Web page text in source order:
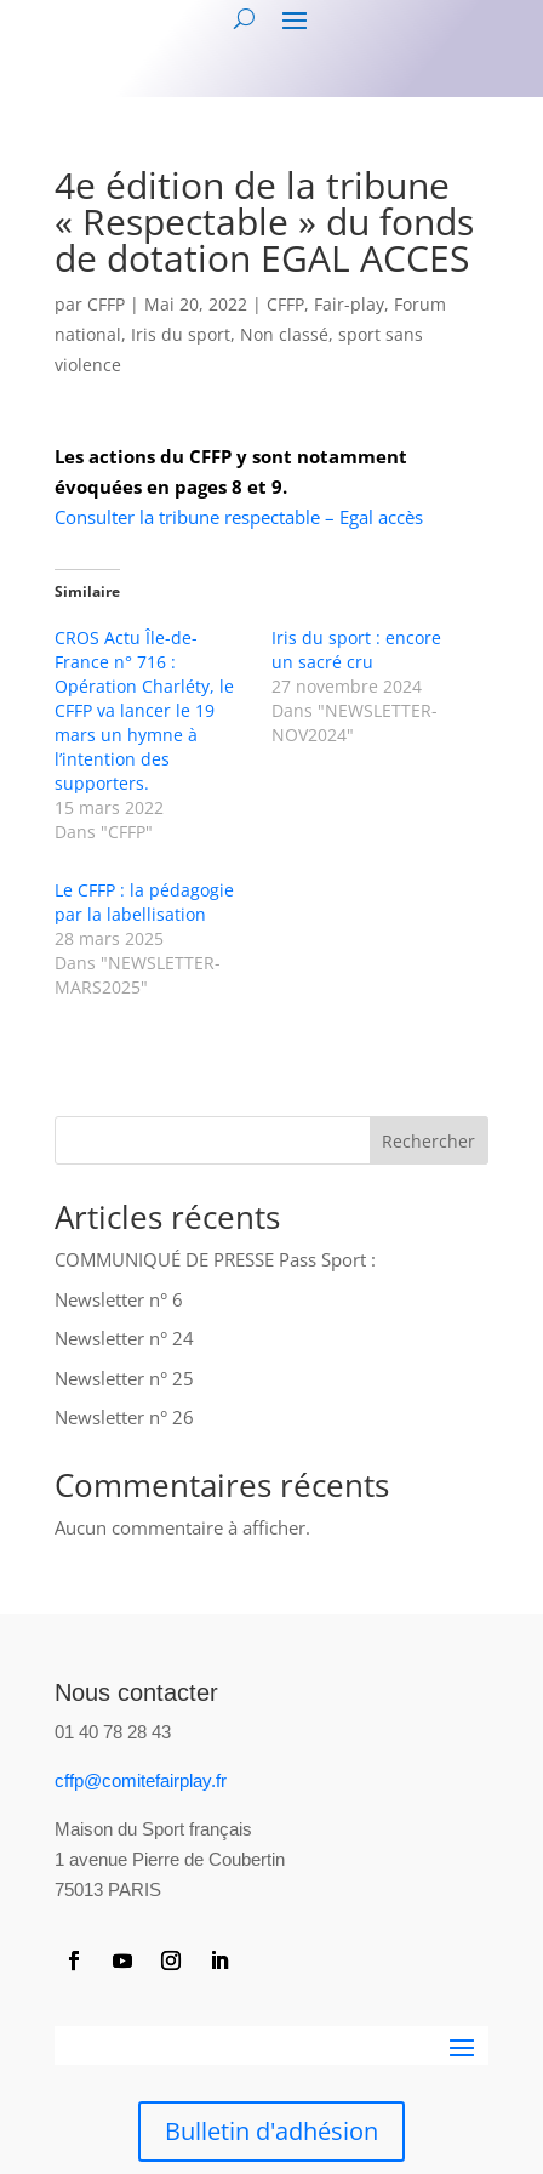
4e édition de la tribune
« Respectable » du fonds
de dotation EGAL ACCES
par CFFP| Mai 20, 2022| CFFP, Fair-play, Forum
national, Iris du sport, Non classé, sport sans
violence
Les actions du CFFP y sont notamment
évoquées en pages 8 et 9.
Consulter la tribune respectable – Egal accès
Similaire
CROS Actu Île-de-
France n° 716 :
Opération Charléty, le
CFFP va lancer le 19
mars un hymne à
l’intention des
supporters.
15 mars 2022
Dans "CFFP"
Iris du sport : encore
un sacré cru
27 novembre 2024
Dans "NEWSLETTER-
NOV2024"
Le CFFP : la pédagogie
par la labellisation
28 mars 2025
Dans "NEWSLETTER-
MARS2025"
Rechercher
Articles récents
COMMUNIQUÉ DE PRESSE Pass Sport :
Newsletter n° 6
Newsletter n° 24
Newsletter n° 25
Newsletter n° 26
Commentaires récents
Aucun commentaire à afficher.
Nous contacter
01 40 78 28 43
cffp@comitefairplay.fr
Maison du Sport français
1 avenue Pierre de Coubertin
75013 PARIS
Bulletin d'adhésion